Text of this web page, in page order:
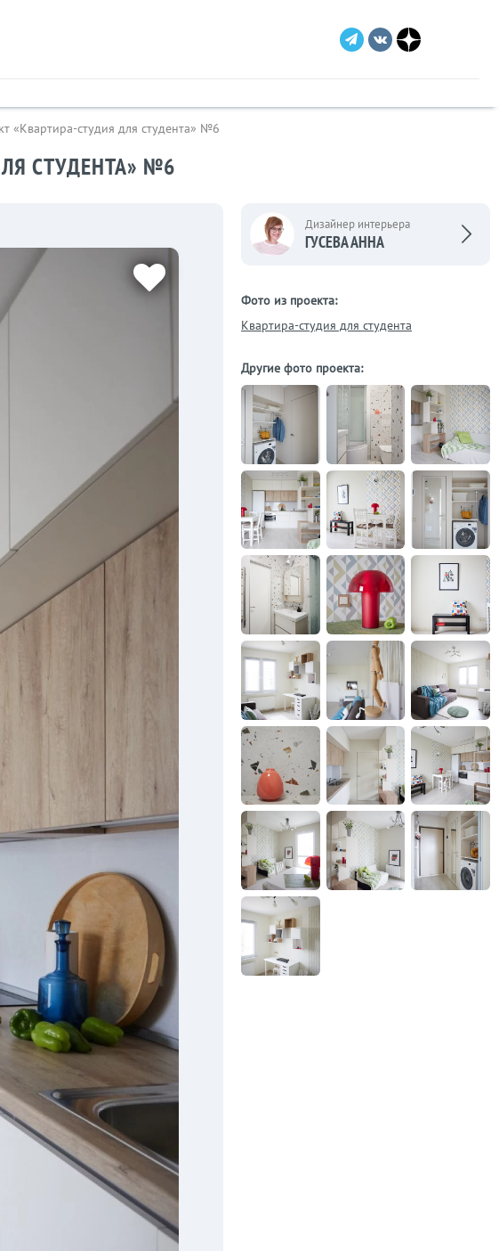
«Квартира-студия для студента» №6
СТУДЕНТА» №6
Дизайнер интерьера
ГУСЕВА АННА
Фото из проекта:
Квартира-студия для студента
Другие фото проекта: